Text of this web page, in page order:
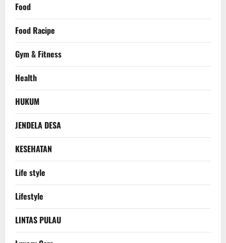
Food
Food Racipe
Gym & Fitness
Health
HUKUM
JENDELA DESA
KESEHATAN
Life style
Lifestyle
LINTAS PULAU